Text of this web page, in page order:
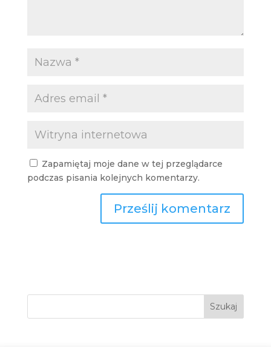
Zapamiętaj moje dane w tej przeglądarce
podczas pisania kolejnych komentarzy.
Szukaj